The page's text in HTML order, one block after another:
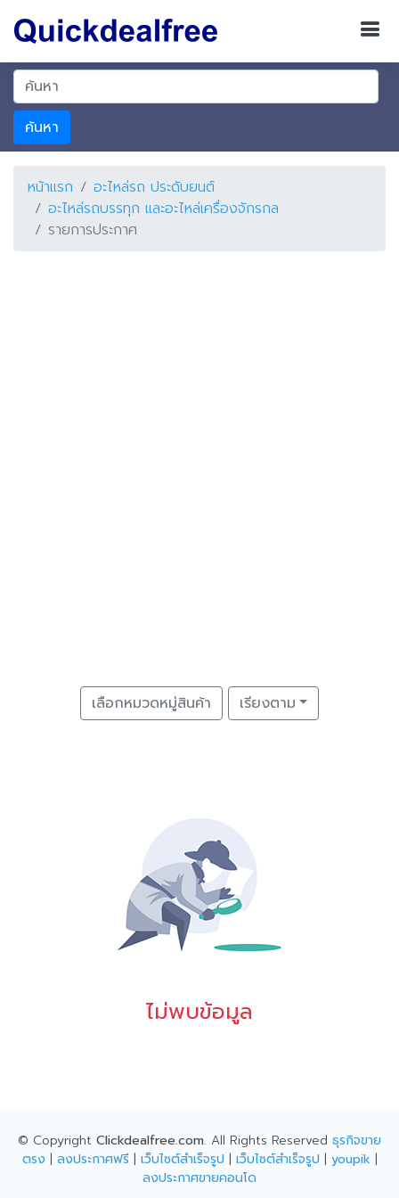
ค้นหา
หน้าแรก
อะไหล่รถ ประดับยนต์
อะไหล่รถบรรทุก และอะไหล่เครื่องจักรกล
รายการประกาศ
เลือกหมวดหมู่สินค้า เรียงตาม
ไม่พบข้อมูล
© Copyright Clickdealfree.com. All Rights Reserved ธุรกิจขาย
ตรง | ลงประกาศฟรี| เว็บไซต์สำเร็จรูป | เว็บไซต์สำเร็จรูป | youpik |
ลงประกาศขายคอนโด